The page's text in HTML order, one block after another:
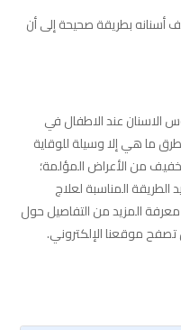
بطريقة صحيحة إلى أن
الاسنان عند الاطفال في
ما هي إلا وسيلة للوقاية
من الأعراض المؤلمة؛
المناسبة لعلاج
المزيد من التفاصيل حول
موقعنا الإلكتروني.